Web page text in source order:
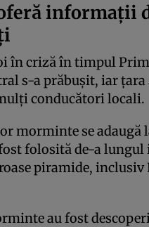
informații
în criză în timpul
s-a prăbușit, iar
conducători locali.
morminte se adaugă
folosită de-a
piramide,
au fost